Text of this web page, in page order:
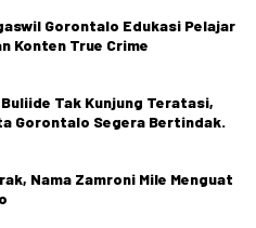
Gorontalo Edukasi Pelajar
Konten True Crime
Tak Kunjung Teratasi,
Gorontalo Segera Bertindak.
Nama Zamroni Mile Menguat